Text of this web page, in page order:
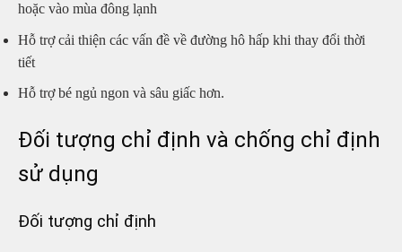
hoặc vào mùa đông lạnh
Hỗ trợ cải thiện các vấn đề về đường hô hấp khi thay đổi thời
tiết
Hỗ trợ bé ngủ ngon và sâu giấc hơn.
Đối tượng chỉ định và chống chỉ định
sử dụng
Đối tượng chỉ định